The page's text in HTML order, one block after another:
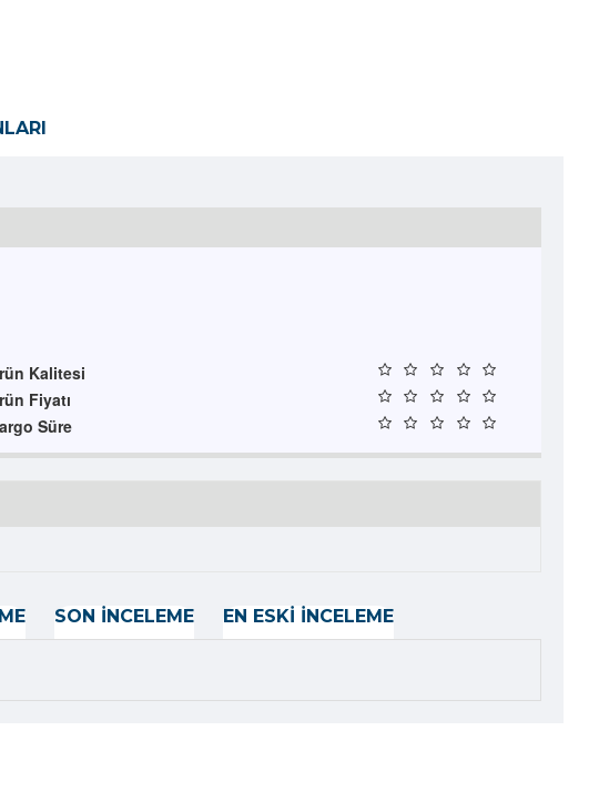
Kalitesi
Fiyatı
Süre
SON İNCELEME EN ESKI İNCELEME